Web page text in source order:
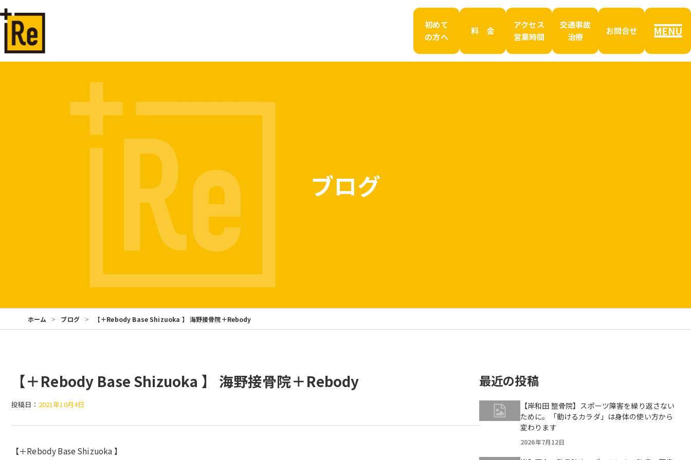
初めて
の方へ
料 金
アクセス
営業時間
交通事故
治療
お問合せ MENU
ブログ
ホーム ブログ 【＋Rebody Base Shizuoka 】 海野接骨院＋Rebody
【＋Rebody Base Shizuoka 】 海野接骨院＋Rebody
投稿日： 2021年10月4日
【＋Rebody Base Shizuoka 】
最近の投稿
【岸和田 整骨院】スポーツ障害を繰り返さない
ために。「動けるカラダ」は身体の使い方から
変わります
2026年7月12日